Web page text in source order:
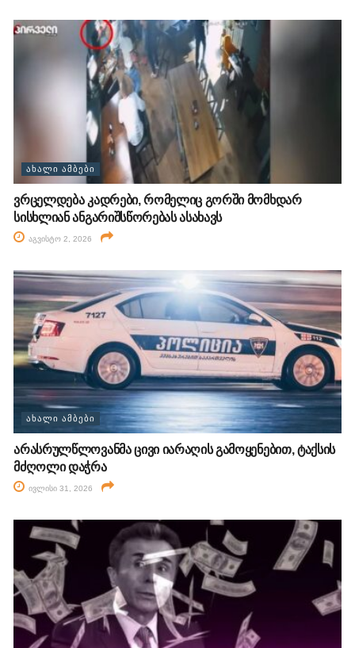
ᲐᲮᲐᲚᲘ ᲐᲛᲑᲔᲑᲘ
ვრცელდება კადრები, რომელიც გორში მომხდარ
სისხლიან ანგარიშსწორებას ასახავს
აგვისტო 2, 2026
ᲐᲮᲐᲚᲘ ᲐᲛᲑᲔᲑᲘ
არასრულწლოვანმა ცივი იარაღის გამოყენებით, ტაქსის
მძღოლი დაჭრა
ივლისი 31, 2026